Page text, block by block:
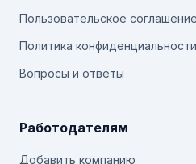
Пользовательское соглашение
Политика конфиденциальности
Вопросы и ответы
Работодателям
Добавить компанию